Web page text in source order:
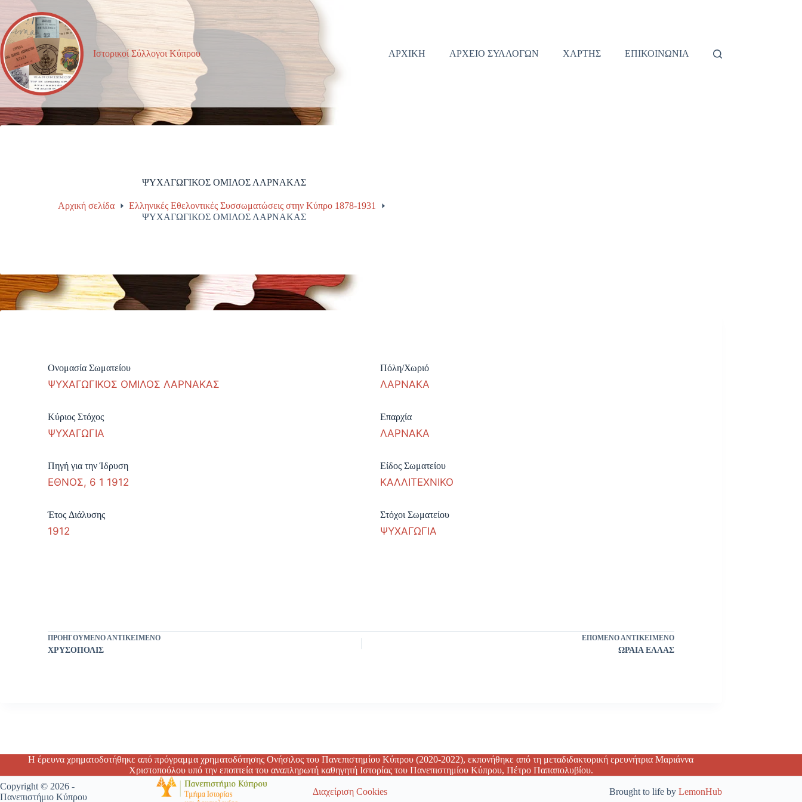
Μετάβαση
περιεχόμενο
Ιστορικοί Σύλλογοι Κύπρου ΑΡΧΙΚΗ ΑΡΧΕΙΟ ΣΥΛΛΟΓΩΝ ΧΑΡΤΗΣ ΕΠΙΚΟΙΝΩΝΙΑ
ΨΥΧΑΓΩΓΙΚΟΣ ΟΜΙΛΟΣ ΛΑΡΝΑΚΑΣ
Αρχική σελίδα
Ελληνικές Εθελοντικές Συσσωματώσεις στην Κύπρο 1878-1931
ΨΥΧΑΓΩΓΙΚΟΣ ΟΜΙΛΟΣ ΛΑΡΝΑΚΑΣ
Ονομασία Σωματείου
ΨΥΧΑΓΩΓΙΚΟΣ ΟΜΙΛΟΣ ΛΑΡΝΑΚΑΣ
Κύριος Στόχος
ΨΥΧΑΓΩΓΙΑ
Πηγή για την Ίδρυση
ΕΘΝΟΣ, 6 1 1912
Έτος Διάλυσης
1912
Πόλη/Χωριό
ΛΑΡΝΑΚΑ
Επαρχία
ΛΑΡΝΑΚΑ
Είδος Σωματείου
ΚΑΛΛΙΤΕΧΝΙΚΟ
Στόχοι Σωματείου
ΨΥΧΑΓΩΓΙΑ
ΠΡΟΗΓΟΎΜΕΝΟ ΑΝΤΙΚΕΊΜΕΝΟ
ΧΡΥΣΟΠΟΛΙΣ
ΕΠΌΜΕΝΟ ΑΝΤΙΚΕΊΜΕΝΟ
ΩΡΑΙΑ ΕΛΛΑΣ
Η έρευνα χρηματοδοτήθηκε από πρόγραμμα χρηματοδότησης Ονήσιλος του Πανεπιστημίου Κύπρου (2020-2022), εκπονήθηκε από τη μεταδιδακτορική ερευνήτρια Μαριάννα
Χριστοπούλου υπό την εποπτεία του αναπληρωτή καθηγητή Ιστορίας του Πανεπιστημίου Κύπρου, Πέτρο Παπαπολυβίου.
Copyright © 2026 -
Πανεπιστήμιο Κύπρου
Διαχείριση Cookies Brought to life by LemonHub